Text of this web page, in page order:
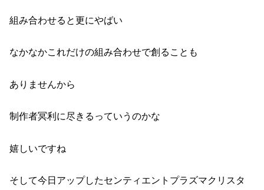
組み合わせると更にやばい
なかなかこれだけの組み合わせで創ることも
ありませんから
制作者冥利に尽きるっていうのかな
嬉しいですね
そして今日アップしたセンティエントプラズマクリスタ